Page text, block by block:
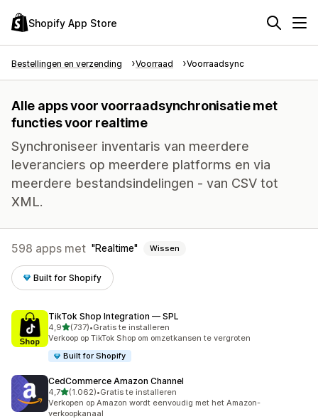
Shopify App Store
Bestellingen en verzending Voorraad Voorraadsync
Alle apps voor voorraadsynchronisatie met
functies voor realtime
Synchroniseer inventaris van meerdere
leveranciers op meerdere platforms en via
meerdere bestandsindelingen - van CSV tot
XML.
598 apps met Realtime Wissen
Built for Shopify
TikTok Shop Integration — SPL
4,9van 5 sterren
(737)
737 recensies in totaal
•Gratis te installeren
Verkoop op TikTok Shop om omzetkansen te vergroten
Built for Shopify
CedCommerce Amazon Channel
4,7van 5 sterren
(1.062)
1062 recensies in totaal
•Gratis te installeren
Verkopen op Amazon wordt eenvoudig met het Amazon-
verkoopkanaal